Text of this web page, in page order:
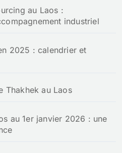
au Laos :
industriel
2025 : calendrier et
Thakhek au Laos
au 1er janvier 2026 : une